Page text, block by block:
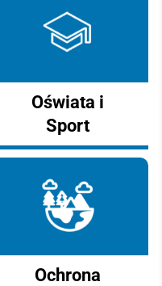
Oświata i
Sport
Ochrona